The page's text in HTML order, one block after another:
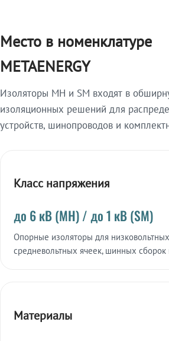
Место в номенклатуре
METAENERGY
Изоляторы МН и SM входят в
изоляционных решений для
устройств, шинопроводов и
Класс напряжения
до 6 кВ (МН) / до 1 кВ (SM)
Опорные изоляторы для
средневольтных ячеек, шинных
Материалы